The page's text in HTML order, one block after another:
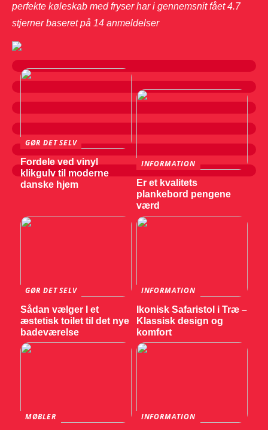
perfekte køleskab med fryser har i gennemsnit fået4.7
stjerner baseret på 14 anmeldelser
GØR DET SELV
Fordele ved vinyl
klikgulv til moderne
danske hjem
INFORMATION
Er et kvalitets
plankebord pengene
værd
GØR DET SELV
Sådan vælger I et
æstetisk toilet til det nye
badeværelse
INFORMATION
Ikonisk Safaristol i Træ –
Klassisk design og
komfort
MØBLER
INFORMATION